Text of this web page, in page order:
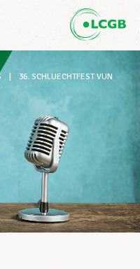
36. SCHLUECHTFEST VUN